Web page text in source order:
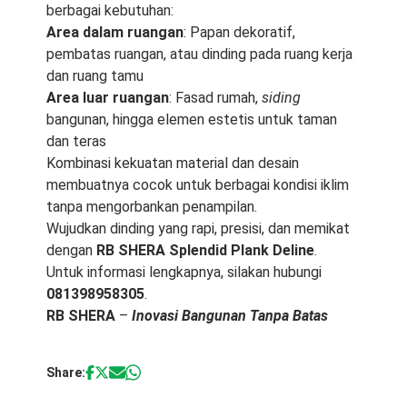
berbagai kebutuhan:
Area dalam ruangan: Papan dekoratif,
pembatas ruangan, atau dinding pada ruang kerja
dan ruang tamu
Area luar ruangan: Fasad rumah, siding
bangunan, hingga elemen estetis untuk taman
dan teras
Kombinasi kekuatan material dan desain
membuatnya cocok untuk berbagai kondisi iklim
tanpa mengorbankan penampilan.
Wujudkan dinding yang rapi, presisi, dan memikat
dengan RB SHERA Splendid Plank Deline.
Untuk informasi lengkapnya, silakan hubungi
081398958305.
RB SHERA– Inovasi Bangunan Tanpa Batas
Share: